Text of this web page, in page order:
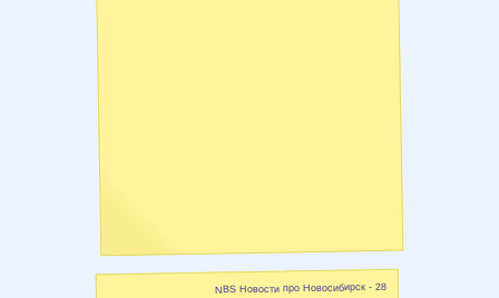
NBS Новости про Новосибирск - 28